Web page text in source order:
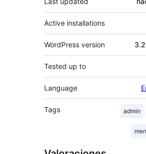
Active installations
WordPress version
Tested up to
Language
Tags admin